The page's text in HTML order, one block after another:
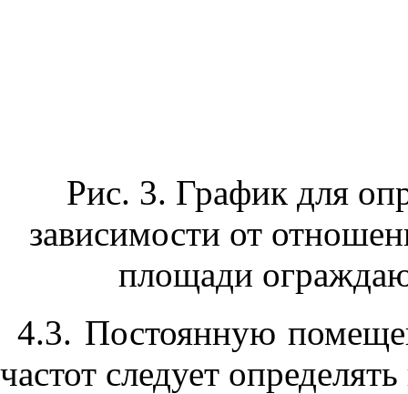
Рис. 3. График для
зависимости от
площади
4.3. Постоянную
частот следует